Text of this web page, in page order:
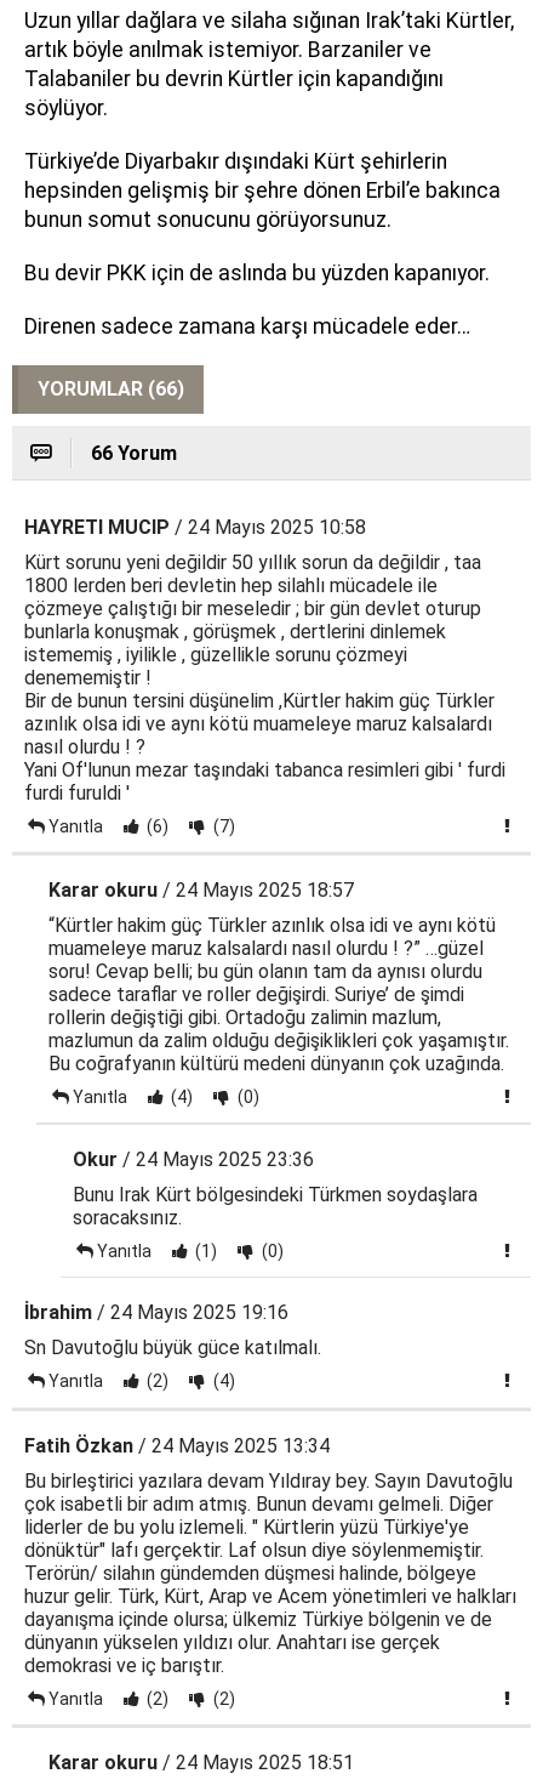
Uzun yıllar dağlara ve silaha sığınan Irak’taki Kürtler,
artık böyle anılmak istemiyor. Barzaniler ve
Talabaniler bu devrin Kürtler için kapandığını
söylüyor.
Türkiye’de Diyarbakır dışındaki Kürt şehirlerin
hepsinden gelişmiş bir şehre dönen Erbil’e bakınca
bunun somut sonucunu görüyorsunuz.
Bu devir PKK için de aslında bu yüzden kapanıyor.
Direnen sadece zamana karşı mücadele eder…
YORUMLAR (66)
66 Yorum
HAYRETI MUCIP / 24 Mayıs 2025 10:58
Kürt sorunu yeni değildir 50 yıllık sorun da değildir , taa
1800 lerden beri devletin hep silahlı mücadele ile
çözmeye çalıştığı bir meseledir ; bir gün devlet oturup
bunlarla konuşmak , görüşmek , dertlerini dinlemek
istememiş , iyilikle , güzellikle sorunu çözmeyi
denememiştir !
Bir de bunun tersini düşünelim ,Kürtler hakim güç Türkler
azınlık olsa idi ve aynı kötü muameleye maruz kalsalardı
nasıl olurdu ! ?
Yani Of'lunun mezar taşındaki tabanca resimleri gibi ' furdi
furdi furuldi '
Yanıtla (6) (7)
Karar okuru / 24 Mayıs 2025 18:57
“Kürtler hakim güç Türkler azınlık olsa idi ve aynı kötü
muameleye maruz kalsalardı nasıl olurdu ! ?” …güzel
soru! Cevap belli; bu gün olanın tam da aynısı olurdu
sadece taraflar ve roller değişirdi. Suriye’ de şimdi
rollerin değiştiği gibi. Ortadoğu zalimin mazlum,
mazlumun da zalim olduğu değişiklikleri çok yaşamıştır.
Bu coğrafyanın kültürü medeni dünyanın çok uzağında.
Yanıtla (4) (0)
Okur / 24 Mayıs 2025 23:36
Bunu Irak Kürt bölgesindeki Türkmen soydaşlara
soracaksınız.
Yanıtla (1) (0)
İbrahim / 24 Mayıs 2025 19:16
Sn Davutoğlu büyük güce katılmalı.
Yanıtla (2) (4)
Fatih Özkan / 24 Mayıs 2025 13:34
Bu birleştirici yazılara devam Yıldıray bey. Sayın Davutoğlu
çok isabetli bir adım atmış. Bunun devamı gelmeli. Diğer
liderler de bu yolu izlemeli. " Kürtlerin yüzü Türkiye'ye
dönüktür" lafı gerçektir. Laf olsun diye söylenmemiştir.
Terörün/ silahın gündemden düşmesi halinde, bölgeye
huzur gelir. Türk, Kürt, Arap ve Acem yönetimleri ve halkları
dayanışma içinde olursa; ülkemiz Türkiye bölgenin ve de
dünyanın yükselen yıldızı olur. Anahtarı ise gerçek
demokrasi ve iç barıştır.
Yanıtla (2) (2)
Karar okuru / 24 Mayıs 2025 18:51